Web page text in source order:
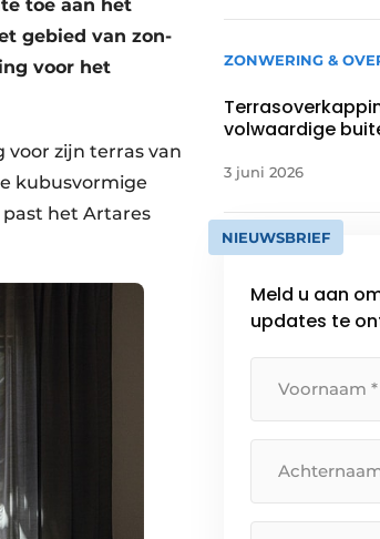
toe aan het
gebied van zon-
voor het
voor zijn terras van
kubusvormige
het Artares
ZONWERING &
volwaardige
3 juni 2026
NIEUWSBRIEF
Meld u aan
updates te